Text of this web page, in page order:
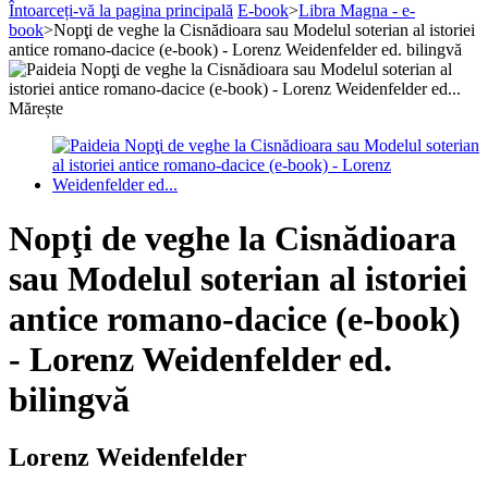
Întoarceți-vă la pagina principală E-book>Libra Magna - e-
book>Nopţi de veghe la Cisnădioara sau Modelul soterian al istoriei
antice romano-dacice (e-book) - Lorenz Weidenfelder ed. bilingvă
Mărește
Nopţi de veghe la Cisnădioara
sau Modelul soterian al istoriei
antice romano-dacice (e-book)
- Lorenz Weidenfelder ed.
bilingvă
Lorenz Weidenfelder